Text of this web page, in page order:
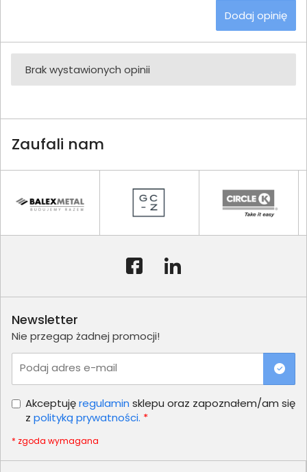
Dodaj opinię
Brak wystawionych opinii
Zaufali nam
Newsletter
Nie przegap żadnej promocji!
Podaj adres e-mail
Akceptujęregulamin sklepu oraz zapoznałem/am się
z polityką prywatności. *
* zgoda wymagana